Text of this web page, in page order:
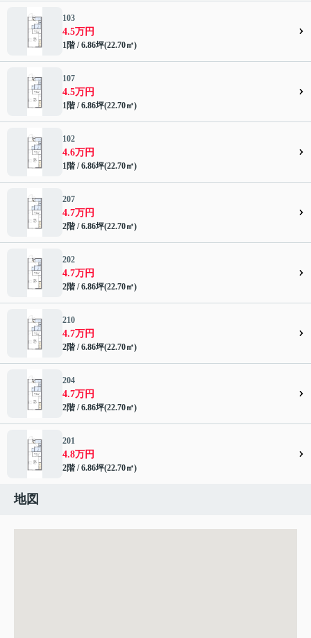
103
4.5万円
1階 / 6.86坪(22.70㎡)
107
4.5万円
1階 / 6.86坪(22.70㎡)
102
4.6万円
1階 / 6.86坪(22.70㎡)
207
4.7万円
2階 / 6.86坪(22.70㎡)
202
4.7万円
2階 / 6.86坪(22.70㎡)
210
4.7万円
2階 / 6.86坪(22.70㎡)
204
4.7万円
2階 / 6.86坪(22.70㎡)
201
4.8万円
2階 / 6.86坪(22.70㎡)
地図